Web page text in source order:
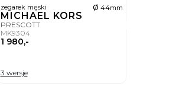
zegarek męski ø 44mm
MICHAEL KORS
PRESCOTT
MK9304
1 980,-
3 wersje